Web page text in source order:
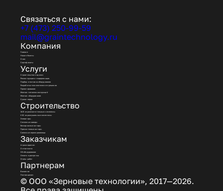
Связаться с нами:
+7 (473) 250-99-59
mail@graintechnology.ru
Компания
Главная
Наши объекты
О нас
Сертификаты
Услуги
Строительство под ключ
Реконструкция и модернизация
Подбор и поставка оборудования
Разработка технологического решения
Проектирование
Монтаж металлоконструкций
Монтаж оборудования
Сушка зерна
Строительство
ЗАВ зерноочистительные комплексы
КЗС зерносушильные комплексы
Элеваторы
Семенные заводы
Бескаркасные ангары
Прямостенные ангары
Силосные зернохранилища
Заказчикам
Агрохолдингам
О стоимости
Об оборудовании
Оплата и рассрочка
Этапы работ
Партнерам
Вакансии
Поставщикам
© ООО «Зерновые технологии», 2017—2026.